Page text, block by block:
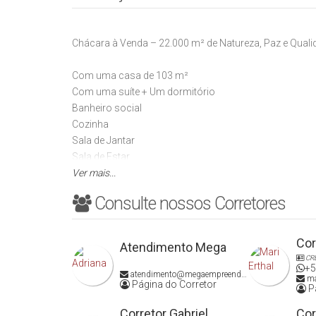
Chácara à Venda – 22.000 m² de Natureza, Paz e
Com uma casa de 103 m²
Com uma suíte + Um dormitório
Banheiro social
Cozinha
Sala de Jantar
Sala de Estar
Varanda com churrasqueira e Garagem
Se você está em busca de um refúgio tranquilo,
oportunidade ideal!
Localizada em uma área privilegiada, esta charmosa
nativas, espaço para cultivo e criação, e um
Ver mais...
Consulte nossos Corretores
Atendimento Mega
atendimento@megaempreendimentos.com
Página do Corretor